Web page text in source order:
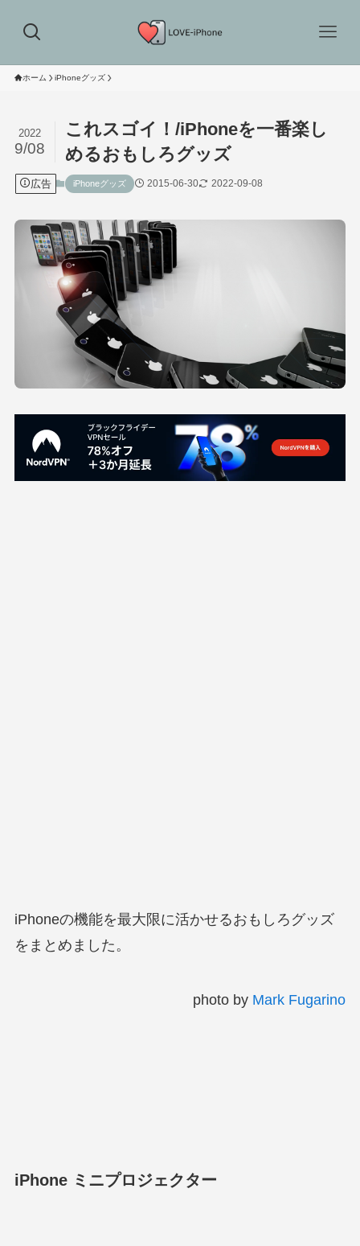
ホーム iPhoneグッズ
これスゴイ！/iPhoneを一番楽し
めるおもしろグッズ
2022
9/08
広告 iPhoneグッズ 2015-06-30 2022-09-08
iPhoneの機能を最大限に活かせるおもしろグッズ
をまとめました。
photo by Mark Fugarino
iPhone ミニプロジェクター